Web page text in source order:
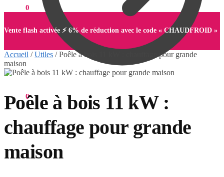
0,00 0
0
Vente flash activée ⚡ 6% de réduction avec le code « CHAUDFROID »
Accueil /Utiles /Poêle à bois 11 kW : chauffage pour grande
maison
Poêle à bois 11 kW :
chauffage pour grande
maison